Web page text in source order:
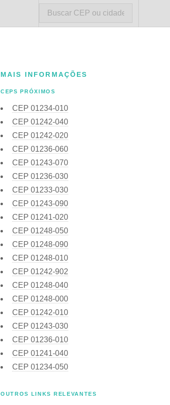
MAIS INFORMAÇÕES
CEPS PRÓXIMOS
CEP 01234-010
CEP 01242-040
CEP 01242-020
CEP 01236-060
CEP 01243-070
CEP 01236-030
CEP 01233-030
CEP 01243-090
CEP 01241-020
CEP 01248-050
CEP 01248-090
CEP 01248-010
CEP 01242-902
CEP 01248-040
CEP 01248-000
CEP 01242-010
CEP 01243-030
CEP 01236-010
CEP 01241-040
CEP 01234-050
OUTROS LINKS RELEVANTES